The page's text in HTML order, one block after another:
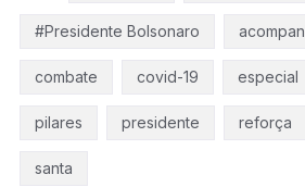
#Presidente Bolsonaro
combate covid-19 especial
pilares presidente reforça
santa